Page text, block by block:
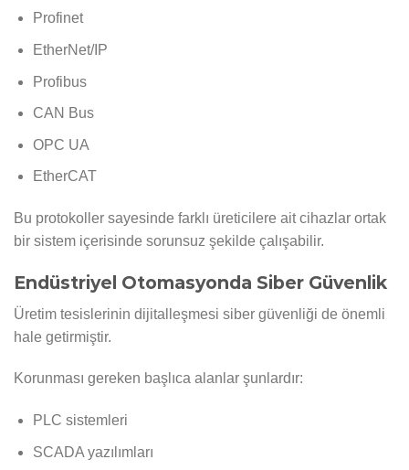
Profinet
EtherNet/IP
Profibus
CAN Bus
OPC UA
EtherCAT
Bu protokoller sayesinde farklı üreticilere ait cihazlar ortak
bir sistem içerisinde sorunsuz şekilde çalışabilir.
Endüstriyel Otomasyonda Siber Güvenlik
Üretim tesislerinin dijitalleşmesi siber güvenliği de önemli
hale getirmiştir.
Korunması gereken başlıca alanlar şunlardır:
PLC sistemleri
SCADA yazılımları